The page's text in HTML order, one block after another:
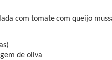
com tomate com queijo
de oliva
McGee, Kumiko Ninomiya
Takahashi (Restaurante